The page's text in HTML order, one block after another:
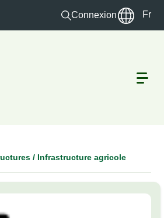
Connexion Fr
/ Infrastructure agricole